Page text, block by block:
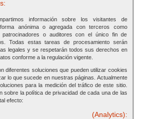
información sobre los visitantes de
forma anónima o agregada con terceros como
patrocinadores o auditores con el único fin de
Todas estas tareas de procesamiento serán
legales y se respetarán todos sus derechos en
conforme a la regulación vigente.
diferentes soluciones que pueden utilizar cookies
lo que sucede en nuestras páginas. Actualmente
para la medición del tráfico de este sitio.
sobre la política de privacidad de cada una de las
efecto:
(Analytics):